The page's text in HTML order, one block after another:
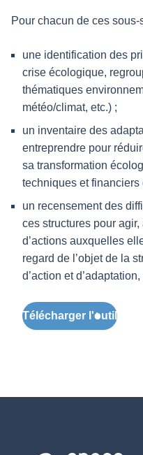
Pour chacun de ces
une identification des
crise écologique,
thématiques
météo/climat, etc.) ;
un inventaire des
entreprendre pour
sa transformation
techniques et financiers
un recensement des
ces structures pour
d’actions auxquelles
regard de l’objet de la
d’action et
Télécharger l'outil